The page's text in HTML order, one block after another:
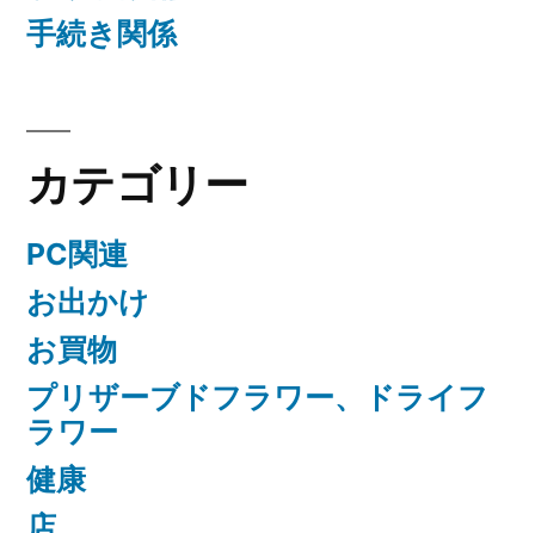
手続き関係
カテゴリー
PC関連
お出かけ
お買物
プリザーブドフラワー、ドライフ
ラワー
健康